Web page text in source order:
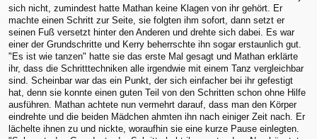
sich nicht, zumindest hatte Mathan keine Klagen von ihr gehört. Er
machte einen Schritt zur Seite, sie folgten ihm sofort, dann setzt er
seinen Fuß versetzt hinter den Anderen und drehte sich dabei. Es war
einer der Grundschritte und Kerry beherrschte ihn sogar erstaunlich gut.
"Es ist wie tanzen" hatte sie das erste Mal gesagt und Mathan erklärte
ihr, dass die Schritttechniken alle irgendwie mit einem Tanz vergleichbar
sind. Scheinbar war das ein Punkt, der sich einfacher bei ihr gefestigt
hat, denn sie konnte einen guten Teil von den Schritten schon ohne Hilfe
ausführen. Mathan achtete nun vermehrt darauf, dass man den Körper
eindrehte und die beiden Mädchen ahmten ihn nach einiger Zeit nach. Er
lächelte ihnen zu und nickte, woraufhin sie eine kurze Pause einlegten.